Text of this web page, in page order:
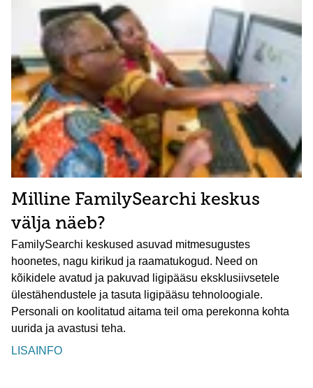
Milline FamilySearchi keskus
välja näeb?
FamilySearchi keskused asuvad mitmesugustes
hoonetes, nagu kirikud ja raamatukogud. Need on
kõikidele avatud ja pakuvad ligipääsu eksklusiivsetele
ülestähendustele ja tasuta ligipääsu tehnoloogiale.
Personali on koolitatud aitama teil oma perekonna kohta
uurida ja avastusi teha.
LISAINFO